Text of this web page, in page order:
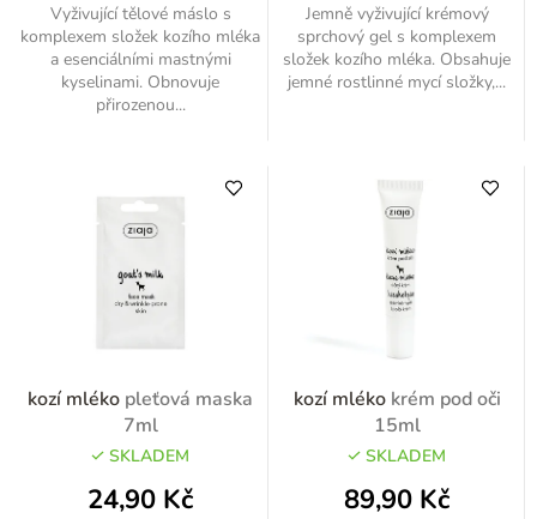
Vyživující tělové máslo s
komplexem složek kozího mléka
a esenciálními mastnými
kyselinami. Obnovuje
přirozenou...
Jemně vyživující krémový
sprchový gel s komplexem
složek kozího mléka. Obsahuje
jemné rostlinné mycí složky,...
kozí mléko pleťová maska
7ml
SKLADEM
24,90 Kč
kozí mléko krém pod oči
15ml
SKLADEM
89,90 Kč